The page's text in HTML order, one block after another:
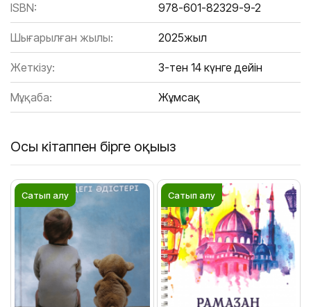
ISBN: 978-601-82329-9-2
Шығарылған жылы: 2025жыл
Жеткізу: 3-тен 14 күнге дейін
Мұқаба: Жұмсақ
Осы кітаппен бірге оқыңыз
Сатып алу Сатып алу